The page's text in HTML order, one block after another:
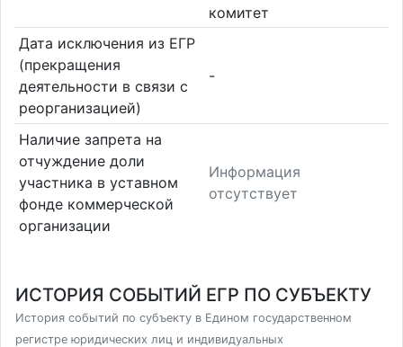
комитет
Дата исключения из ЕГР
(прекращения
деятельности в связи с
реорганизацией)
-
Наличие запрета на
отчуждение доли
участника в уставном
фонде коммерческой
организации
Информация
отсутствует
ИСТОРИЯ СОБЫТИЙ ЕГР ПО СУБЪЕКТУ
История событий по субъекту в Едином государственном
регистре юридических лиц и индивидуальных